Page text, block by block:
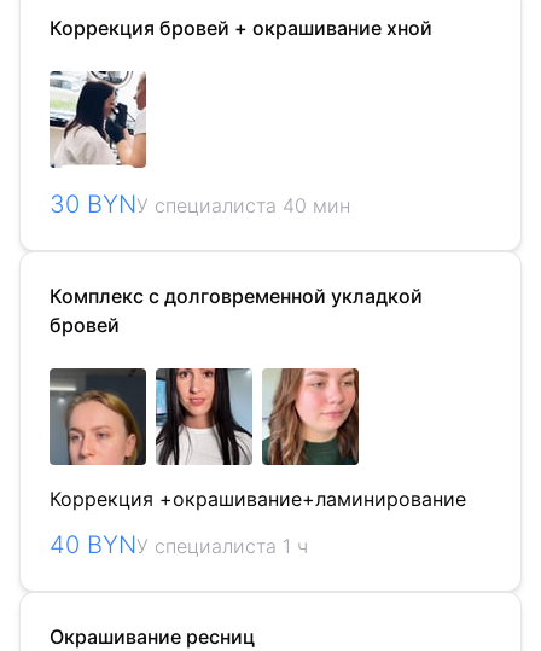
Коррекция бровей + окрашивание хной
30 BYNУ специалиста 40 мин
Комплекс с долговременной укладкой
бровей
Коррекция +окрашивание+ламинирование
40 BYNУ специалиста 1 ч
Окрашивание ресниц